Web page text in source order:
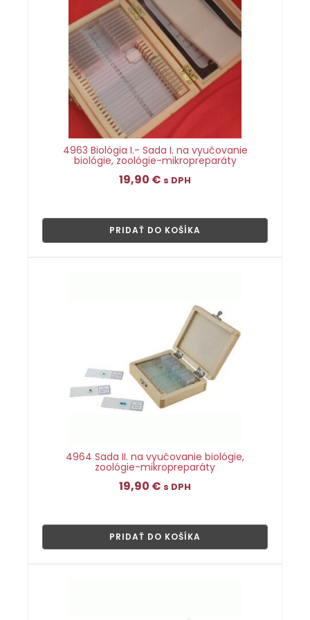
4963 Biológia I.- Sada I. na vyučovanie
biológie, zoológie-mikropreparáty
19,90 € s DPH
PRIDAŤ DO KOŠÍKA
4964 Sada II. na vyučovanie biológie,
zoológie-mikropreparáty
19,90 € s DPH
PRIDAŤ DO KOŠÍKA